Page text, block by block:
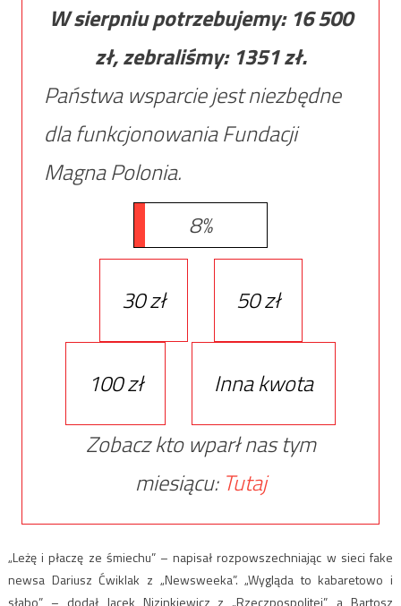
W sierpniu potrzebujemy: 16 500
zł, zebraliśmy: 1351zł.
Państwa wsparcie jest niezbędne
dla funkcjonowania Fundacji
Magna Polonia.
8%
30 zł 50 zł
100 zł
Inna kwota
Zobacz kto wparł nas tym
miesiącu: Tutaj
„Leżę i płaczę ze śmiechu” – napisał rozpowszechniając w sieci fake
newsa Dariusz Ćwiklak z „Newsweeka”. „Wygląda to kabaretowo i
słabo” – dodał Jacek Nizinkiewicz z „Rzeczpospolitej”, a Bartosz